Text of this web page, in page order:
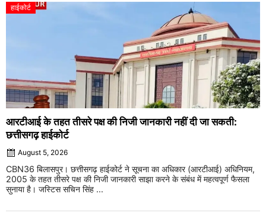
हाईकोर्ट
आरटीआई के तहत तीसरे पक्ष की निजी जानकारी नहीं दी जा सकती:
छत्तीसगढ़ हाईकोर्ट
August 5, 2026
CBN36 बिलासपुर। छत्तीसगढ़ हाईकोर्ट ने सूचना का अधिकार (आरटीआई) अधिनियम,
2005 के तहत तीसरे पक्ष की निजी जानकारी साझा करने के संबंध में महत्वपूर्ण फैसला
सुनाया है। जस्टिस सचिन सिंह ...